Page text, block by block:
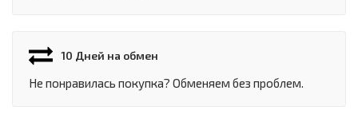
10 Дней на обмен
Не понравилась покупка? Обменяем без проблем.